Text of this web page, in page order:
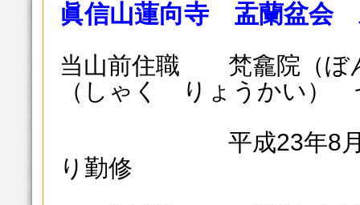
眞信山蓮向寺 盂蘭盆
当山前住職 梵龕院（ぼ
（しゃく りょうかい）
平成23年8月9日
り勤修